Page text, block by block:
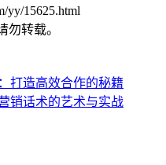
yy/15625.html
勿转载。
打造高效合作的秘籍
销话术的艺术与实战